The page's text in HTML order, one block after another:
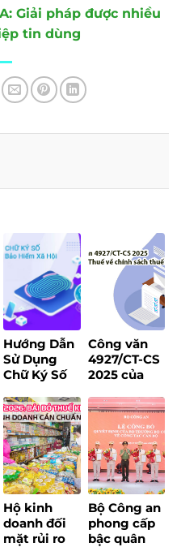
Giải pháp được nhiều
tin dùng
Hướng Dẫn
Sử Dụng
Chữ Ký Số
Ký Tại Trang
Bảo Hiểm
Xã Hội
Công văn
4927/CT-CS
2025 của
chính sách
Hộ kinh
doanh đối
mặt rủi ro
Bộ Công an
phong cấp
bậc quân